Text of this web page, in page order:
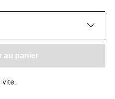
au panier
vite.